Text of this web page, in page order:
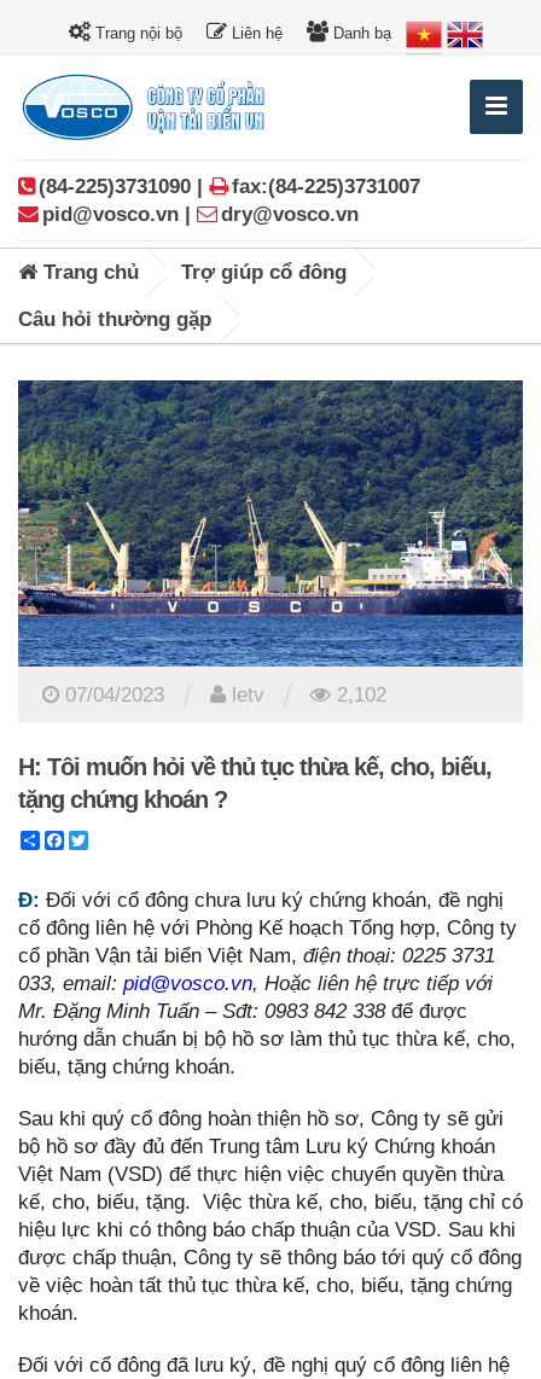
Trang nội bộ Liên hệ Danh bạ
(84-225)3731090 |
fax:(84-225)3731007
pid@vosco.vn |
dry@vosco.vn
Trang chủ Trợ giúp cổ đông
Câu hỏi thường gặp
07/04/2023 letv 2,102
H: Tôi muốn hỏi về thủ tục thừa kế, cho, biếu,
tặng chứng khoán ?
ShareFacebook
Đ: Đối với cổ đông chưa lưu ký chứng khoán, đề nghị
cổ đông liên hệ với Phòng Kế hoạch Tổng hợp, Công ty
cổ phần Vận tải biển Việt Nam, điện thoại: 0225 3731
033, email: pid@vosco.vn, Hoặc liên hệ trực tiếp với
Mr. Đặng Minh Tuấn – Sđt: 0983 842 338để được
hướng dẫn chuẩn bị bộ hồ sơ làm thủ tục thừa kế, cho,
biếu, tặng chứng khoán.
Sau khi quý cổ đông hoàn thiện hồ sơ, Công ty sẽ gửi
bộ hồ sơ đầy đủ đến Trung tâm Lưu ký Chứng khoán
Việt Nam (VSD) để thực hiện việc chuyển quyền thừa
kế, cho, biếu, tặng. Việc thừa kế, cho, biếu, tặng chỉ có
hiệu lực khi có thông báo chấp thuận của VSD. Sau khi
được chấp thuận, Công ty sẽ thông báo tới quý cổ đông
về việc hoàn tất thủ tục thừa kế, cho, biếu, tặng chứng
khoán.
Đối với cổ đông đã lưu ký, đề nghị quý cổ đông liên hệ